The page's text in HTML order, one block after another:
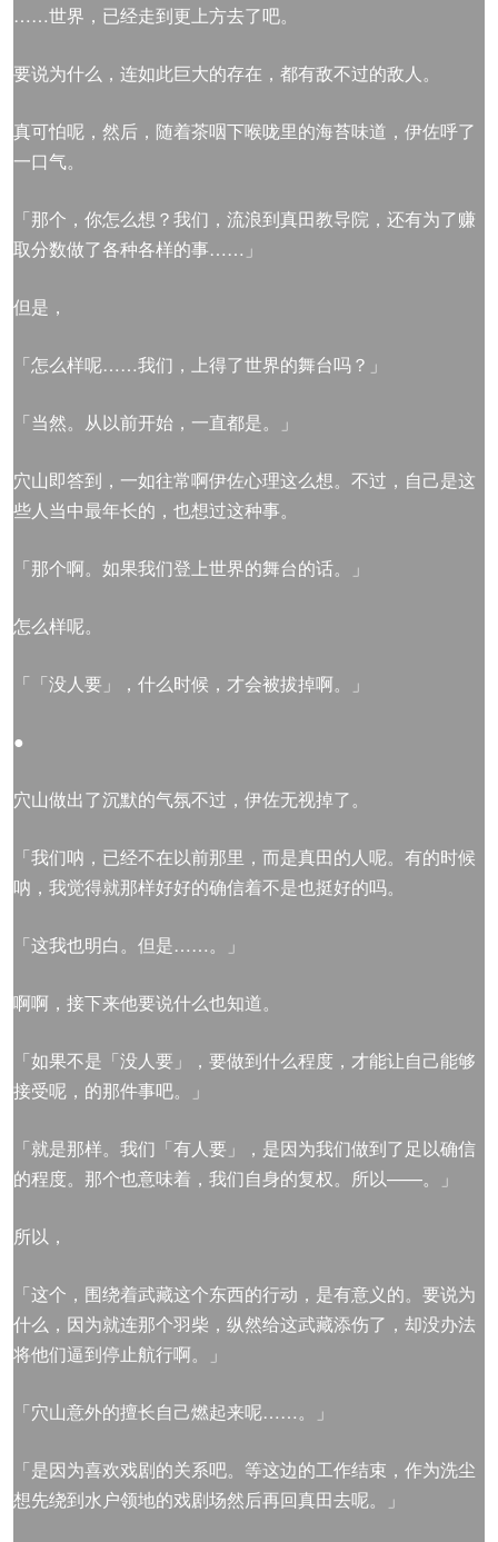
……世界，已经走到更上方去了吧。
要说为什么，连如此巨大的存在，都有敌不过的敌人。
真可怕呢，然后，随着茶咽下喉咙里的海苔味道，伊佐呼了
一口气。
「那个，你怎么想？我们，流浪到真田教导院，还有为了赚
取分数做了各种各样的事……」
但是，
「怎么样呢……我们，上得了世界的舞台吗？」
「当然。从以前开始，一直都是。」
穴山即答到，一如往常啊伊佐心理这么想。不过，自己是这
些人当中最年长的，也想过这种事。
「那个啊。如果我们登上世界的舞台的话。」
怎么样呢。
「「没人要」，什么时候，才会被拔掉啊。」
●
穴山做出了沉默的气氛不过，伊佐无视掉了。
「我们呐，已经不在以前那里，而是真田的人呢。有的时候
呐，我觉得就那样好好的确信着不是也挺好的吗。
「这我也明白。但是……。」
啊啊，接下来他要说什么也知道。
「如果不是「没人要」，要做到什么程度，才能让自己能够
接受呢，的那件事吧。」
「就是那样。我们「有人要」，是因为我们做到了足以确信
的程度。那个也意味着，我们自身的复权。所以——。」
所以，
「这个，围绕着武藏这个东西的行动，是有意义的。要说为
什么，因为就连那个羽柴，纵然给这武藏添伤了，却没办法
将他们逼到停止航行啊。」
「穴山意外的擅长自己燃起来呢……。」
「是因为喜欢戏剧的关系吧。等这边的工作结束，作为洗尘
想先绕到水户领地的戏剧场然后再回真田去呢。」